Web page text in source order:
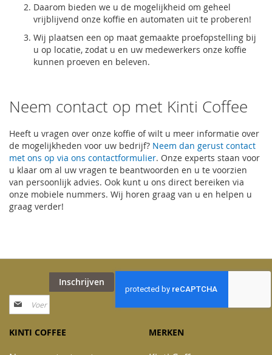
Daarom bieden we u de mogelijkheid om geheel
vrijblijvend onze koffie en automaten uit te proberen!
Wij plaatsen een op maat gemaakte proefopstelling bij
u op locatie, zodat u en uw medewerkers onze koffie
kunnen proeven en beleven.
Neem contact op met Kinti Coffee
Heeft u vragen over onze koffie of wilt u meer informatie over
de mogelijkheden voor uw bedrijf? Neem dan gerust contact
met ons op via ons contactformulier. Onze experts staan voor
u klaar om al uw vragen te beantwoorden en u te voorzien
van persoonlijk advies. Ook kunt u ons direct bereiken via
onze mobiele nummers. Wij horen graag van u en helpen u
graag verder!
Abonneer
u
onze
Inschrijven
KINTI COFFEE MERKEN